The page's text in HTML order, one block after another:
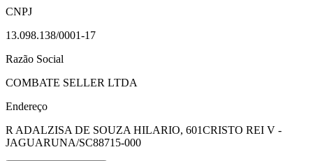
CNPJ
13.098.138/0001-17
Razão Social
COMBATE SELLER LTDA
Endereço
R ADALZISA DE SOUZA HILARIO, 601CRISTO REI V -
JAGUARUNA/SC88715-000